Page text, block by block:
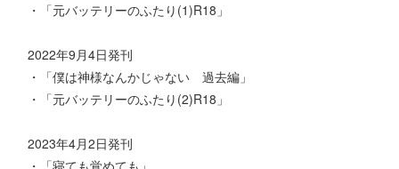
・「元バッテリーのふたり(1)R18」
2022年9月4日発刊
・「僕は神様なんかじゃない 過去編」
・「元バッテリーのふたり(2)R18」
2023年4月2日発刊